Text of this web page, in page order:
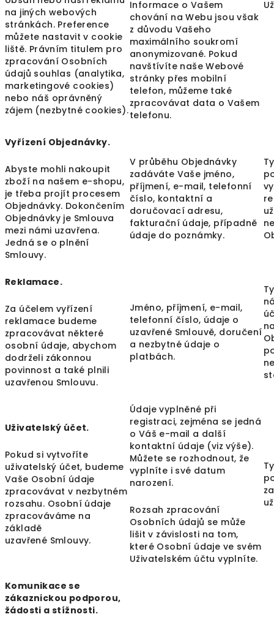
na jiných webových
stránkách. Preference
můžete nastavit v cookie
liště. Právním titulem pro
zpracování Osobních
údajů souhlas (analytika,
marketingové cookies)
nebo náš oprávněný
zájem (nezbytné cookies).
Informace o Vašem
chování na Webu jsou však
z důvodu Vašeho
maximálního soukromí
anonymizované. Pokud
navštívíte naše Webové
stránky přes mobilní
telefon, můžeme také
zpracovávat data o Vašem
telefonu.
Vyřízení Objednávky.
Abyste mohli nakoupit
zboží na našem e-shopu,
je třeba projít procesem
Objednávky. Dokončením
Objednávky je Smlouva
mezi námi uzavřena.
Jedná se o plnění
Smlouvy.
V průběhu Objednávky
zadáváte Vaše jméno,
příjmení, e-mail, telefonní
číslo, kontaktní a
doručovací adresu,
fakturační údaje, případně
údaje do poznámky.
Reklamace.
Za účelem vyřízení
reklamace budeme
zpracovávat některé
osobní údaje, abychom
dodrželi zákonnou
povinnost a také plnili
uzavřenou Smlouvu.
Jméno, příjmení, e-mail,
telefonní číslo, údaje o
uzavřené Smlouvě, doručení
a nezbytné údaje o
platbách.
Uživatelský účet.
Pokud si vytvoříte
uživatelský účet, budeme
Vaše Osobní údaje
zpracovávat v nezbytném
rozsahu. Osobní údaje
zpracováváme na
základě
uzavřené Smlouvy.
Údaje vyplněné při
registraci, zejména se jedná
o Váš e-mail a další
kontaktní údaje (viz výše).
Můžete se rozhodnout, že
vyplníte i své datum
narození.
Rozsah zpracování
Osobních údajů se může
lišit v závislosti na tom,
které Osobní údaje ve svém
Uživatelském účtu vyplníte.
Komunikace se
zákaznickou podporou,
žádosti a stížnosti.